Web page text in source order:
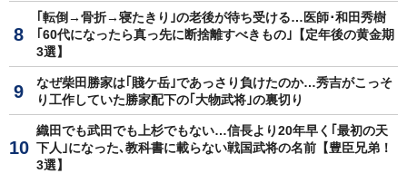
｢転倒→骨折→寝たきり｣の老後が待ち受ける…医師･和田秀樹
｢60代になったら真っ先に断捨離すべきもの｣【定年後の黄金期
3選】
なぜ柴田勝家は｢賤ケ岳｣であっさり負けたのか…秀吉がこっそ
り工作していた勝家配下の｢大物武将｣の裏切り
織田でも武田でも上杉でもない…信長より20年早く｢最初の天
下人｣になった､教科書に載らない戦国武将の名前【豊臣兄弟！
3選】